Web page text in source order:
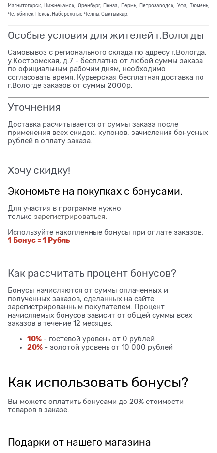
Магнитогорск, Нижнекамск, Оренбург, Пенза, Пермь, Петрозаводск, Уфа, Тюмень,
Челябинск, Псков, Набережные Челны, Сыктывкар.
Особые условия для жителей г.Вологды
Самовывоз с регионального склада по адресу г.Вологда,
у.Костромская, д.7 - бесплатно от любой суммы заказа
по официальным рабочим дням, необходимо
согласовать время. Курьерская бесплатная доставка по
г.Вологде заказов от суммы 2000р.
Уточнения
Доставка расчитывается от суммы заказа после
применения всех скидок, купонов, зачисления бонусных
рублей в оплату заказа.
Хочу скидку!
Экономьте на покупках с бонусами.
Для участия в программе нужно
только зарегистрироваться
Используйте накопленные бонусы при оплате заказов.
1 Бонус = 1 Рубль
Как рассчитать процент бонусов?
Бонусы начисляются от суммы оплаченных и
полученных заказов, сделанных на сайте
зарегистрированным покупателем. Процент
начисляемых бонусов зависит от общей суммы всех
заказов в течение 12 месяцев.
10% - гостевой уровень от 0 рублей
20% - золотой уровень от 10 000 рублей
Как использовать бонусы?
Вы можете оплатить бонусами до 20% стоимости
товаров в заказе.
Подарки от нашего магазина